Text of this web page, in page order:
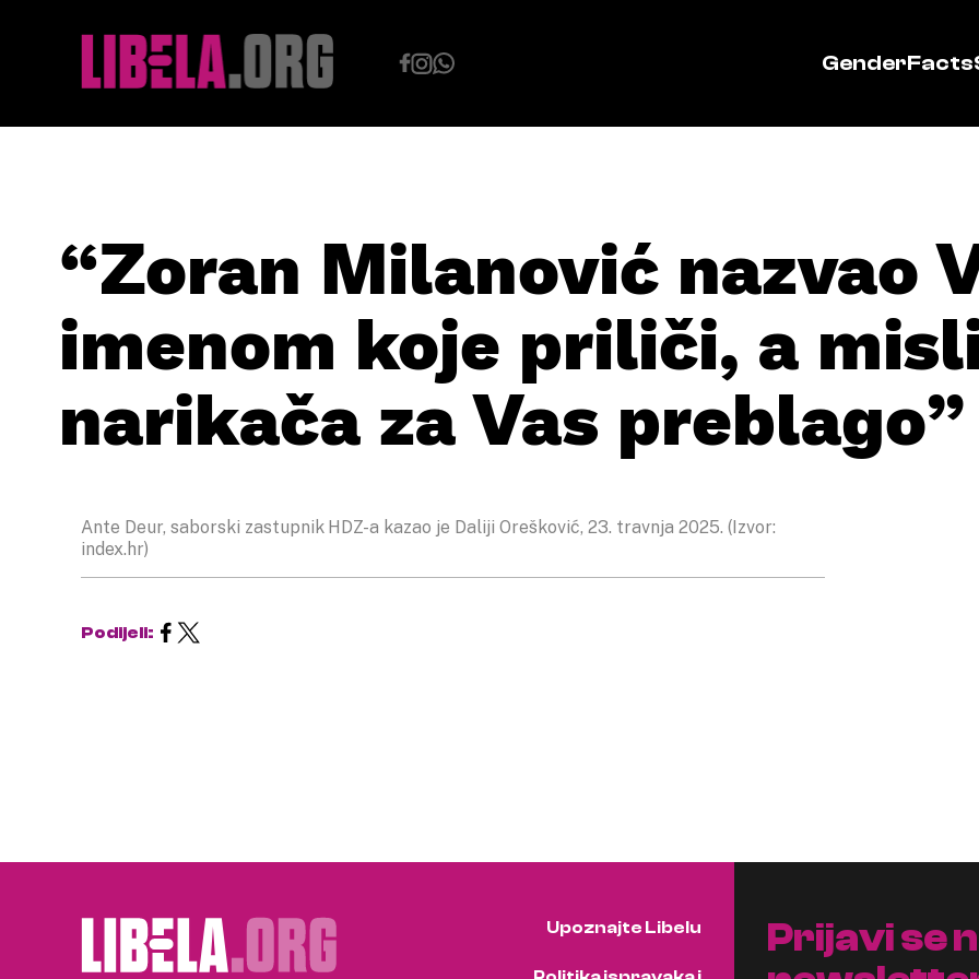
GenderFacts
“Zoran Milanović nazvao
imenom koje priliči, a
narikača za Vas preblago”
Ante Deur, saborski zastupnik HDZ-a kazao je Daliji Orešković, 23. travnja 2025. (Izvor:
index.hr)
Podijeli:
Upoznajte Libelu
Prijavi se